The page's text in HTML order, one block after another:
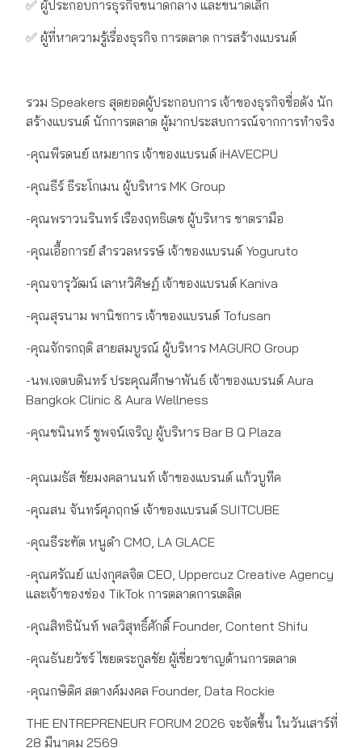
✅ ผู้ประกอบการธุรกิจขนาดกลาง และขนาดเล็ก
✅ ผู้ที่หาความรู้เรื่องธุรกิจ การตลาด การสร้างแบรนด์
รวม Speakers สุดยอดผู้ประกอบการ เจ้าของธุรกิจชื่อดัง นัก
สร้างแบรนด์ นักการตลาด ผู้มากประสบการณ์จากการทำจริง
-คุณพีรดนย์ เหมยากร เจ้าของแบรนด์ iHAVECPU
-คุณธีร์ ธีระโกเมน ผู้บริหาร MK Group
-คุณพราวนรินทร์ เรืองฤทธิเดช ผู้บริหาร ชาตรามือ
-คุณเอื้อการย์ สำรวลหรรษ์ เจ้าของแบรนด์ Yoguruto
-คุณจารุวัฒน์ เลาหวิศิษฏ์ เจ้าของแบรนด์ Kaniva
-คุณสุรนาม พานิชการ เจ้าของแบรนด์ Tofusan
-คุณจักรกฤติ สายสมบูรณ์ ผู้บริหาร MAGURO Group
-นพ.เจตบดินทร์ ประคุณศึกษาพันธ์ เจ้าของแบรนด์ Aura
Bangkok Clinic & Aura Wellness
-คุณชนินทร์ ชูพจน์เจริญ ผู้บริหาร Bar B Q Plaza
-คุณเมธัส ชัยมงคลานนท์ เจ้าของแบรนด์ แก้วบูทีค
-คุณสน จันทร์ศุภฤกษ์ เจ้าของแบรนด์ SUITCUBE
-คุณธีระฑัต หนูดำ CMO, LA GLACE
-คุณศรัณย์ แบ่งกุศลจิต CEO, Uppercuz Creative Agency
และเจ้าของช่อง TikTok การตลาดการเตลิด
-คุณสิทธินันท์​ พลวิสุทธิ์ศักดิ์​ Founder, Content Shifu
-คุณธันยวัชร์ ไชยตระกูลชัย ผู้เชี่ยวชาญด้านการตลาด
-คุณกษิดิศ สตางค์มงคล Founder, Data Rockie
THE ENTREPRENEUR FORUM 2026 จะจัดขึ้น ในวันเสาร์ที่
28 มีนาคม 2569